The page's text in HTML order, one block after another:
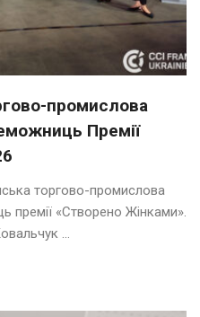
промислова
Премії
торгово-промислова
премії «Створено Жінками».
...